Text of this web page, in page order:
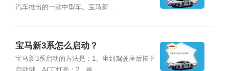
汽车推出的一款中型车。宝马新...
宝马新3系怎么启动？
宝马新3系启动的方法是：1、坐到驾驶座后按下